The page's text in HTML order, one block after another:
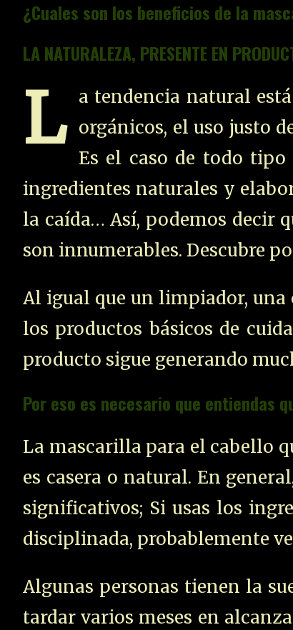
¿Cuales son los beneficios de la
LA NATURALEZA, PRESENTE EN
L
a tendencia natural
orgánicos, el uso justo
Es el caso de todo
ingredientes naturales y
la caída… Así, podemos decir
son innumerables. Descubre
Al igual que un limpiador,
los productos básicos de
producto sigue generando
Por eso es necesario que entiendas
La mascarilla para el cabello
es casera o natural. En
significativos; Si usas los
disciplinada, probablemente
Algunas personas tienen la
tardar varios meses en